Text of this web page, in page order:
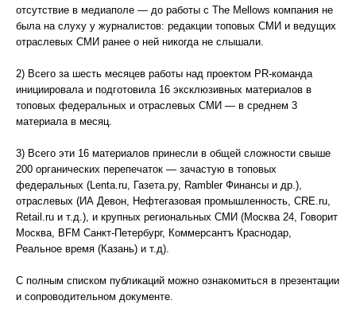
отсутствие в медиаполе — до работы с The Mellows компания не
была на слуху у журналистов: редакции топовых СМИ и ведущих
отраслевых СМИ ранее о ней никогда не слышали.
2) Всего за шесть месяцев работы над проектом PR-команда
инициировала и подготовила 16 эксклюзивных материалов в
топовых федеральных и отраслевых СМИ — в среднем 3
материала в месяц.
3) Всего эти 16 материалов принесли в общей сложности свыше
200 органических перепечаток — зачастую в топовых
федеральных (Lenta.ru, Газета.ру, Rambler Финансы и др.),
отраслевых (ИА Девон, Нефтегазовая промышленность, CRE.ru,
Retail.ru и т.д.), и крупных региональных СМИ (Москва 24, Говорит
Москва, BFM Санкт-Петербург, Коммерсантъ Краснодар,
Реальное время (Казань) и т.д).
С полным списком публикаций можно ознакомиться в презентации
и сопроводительном документе.